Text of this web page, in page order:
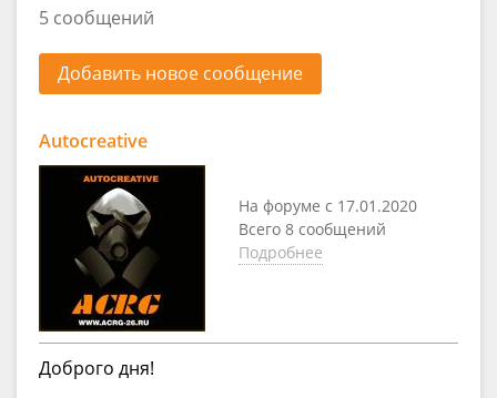
5 сообщений
Добавить новое сообщение
Autocreative
На форуме с 17.01.2020
Всего 8 сообщений
Подробнее
Доброго дня!